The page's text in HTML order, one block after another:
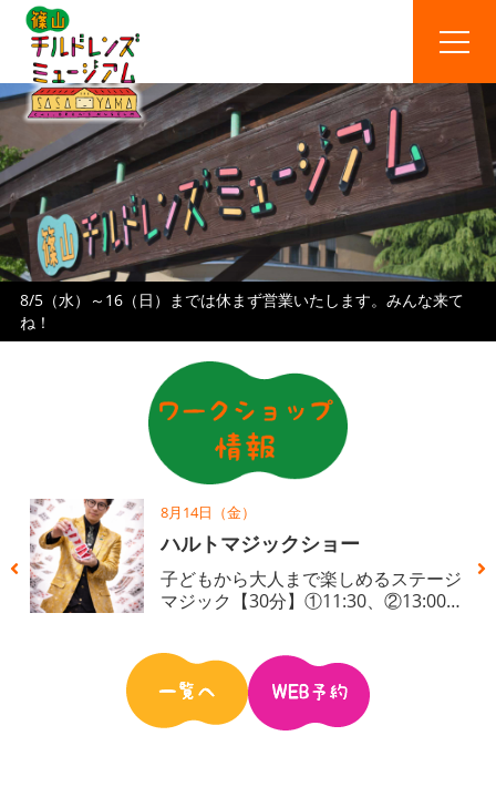
8/5（水）～16（日）までは休まず営業いたします。みんな来て
ね！
8月14日（金）
ハルトマジックショー
子どもから大人まで楽しめるステージ
マジック【30分】①11:30、②13:00